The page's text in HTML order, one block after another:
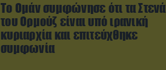
Το Ομάν συμφώνησε ότι τα Στενά
του Ορμούζ είναι υπό ιρανική
κυριαρχία και επιτεύχθηκε
συμφωνία